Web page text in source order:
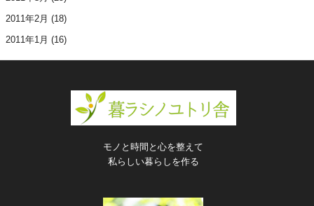
2011年2月 (18)
2011年1月 (16)
モノと時間と心を整えて
私らしい暮らしを作る